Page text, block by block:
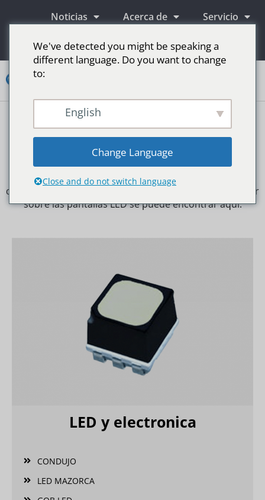
Noticias Acerca de Servicio
Información
¿No sabe lo que significa un término técnico o una
palabra? Para descubrir más, haga clic en él en la tabla
de contenido a continuación. Todo lo que necesita saber
sobre las pantallas LED se puede encontrar aquí.
LED y electronica
CONDUJO
LED MAZORCA
We've detected you might be speaking a
different language. Do you want to change
to:
English
Change Language
Close and do not switch language